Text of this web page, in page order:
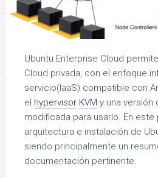
Ubuntu Enterprise Cloud
Cloud privada, con el enfoque
servicio(IaaS) compatible con
el hypervisor KVM y una versión
modificada para usarlo. En
arquitectura e instalación de
siendo principalmente un
documentación pertinente.